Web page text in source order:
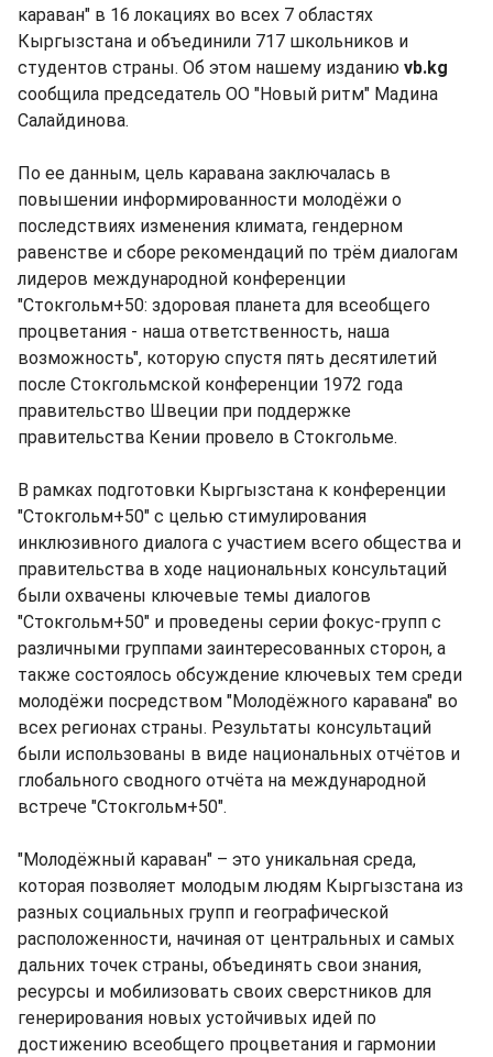
караван" в 16 локациях во всех 7 областях
Кыргызстана и объединили 717 школьников и
студентов страны. Об этом нашему изданию vb.kg
сообщила председатель ОО "Новый ритм" Мадина
Салайдинова.
По ее данным, цель каравана заключалась в
повышении информированности молодёжи о
последствиях изменения климата, гендерном
равенстве и сборе рекомендаций по трём диалогам
лидеров международной конференции
"Стокгольм+50: здоровая планета для всеобщего
процветания - наша ответственность, наша
возможность", которую спустя пять десятилетий
после Стокгольмской конференции 1972 года
правительство Швеции при поддержке
правительства Кении провело в Стокгольме.
В рамках подготовки Кыргызстана к конференции
"Стокгольм+50" с целью стимулирования
инклюзивного диалога с участием всего общества и
правительства в ходе национальных консультаций
были охвачены ключевые темы диалогов
"Стокгольм+50" и проведены серии фокус-групп с
различными группами заинтересованных сторон, а
также состоялось обсуждение ключевых тем среди
молодёжи посредством "Молодёжного каравана" во
всех регионах страны. Результаты консультаций
были использованы в виде национальных отчётов и
глобального сводного отчёта на международной
встрече "Стокгольм+50".
"Молодёжный караван" – это уникальная среда,
которая позволяет молодым людям Кыргызстана из
разных социальных групп и географической
расположенности, начиная от центральных и самых
дальних точек страны, объединять свои знания,
ресурсы и мобилизовать своих сверстников для
генерирования новых устойчивых идей по
достижению всеобщего процветания и гармонии